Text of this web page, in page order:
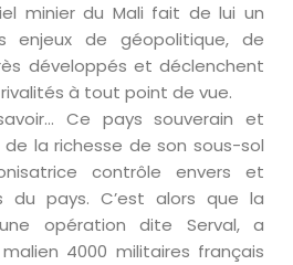
minier du Mali fait de lui un
enjeux de géopolitique, de
développés et déclenchent
à tout point de vue.
Ce pays souverain et
la richesse de son sous-sol
contrôle envers et
du pays. C’est alors que la
opération dite Serval, a
4000 militaires français